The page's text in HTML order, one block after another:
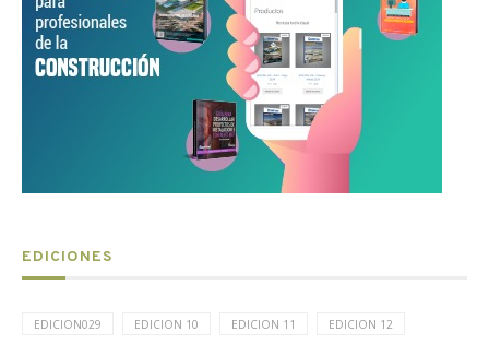
EDICIONES
EDICION029 EDICION 10 EDICION 11 EDICION 12